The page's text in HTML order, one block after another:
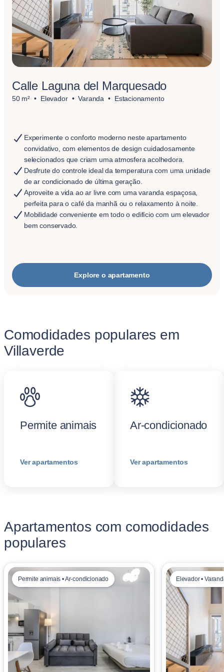
Calle Laguna del Marquesado
50 m² Elevador Varanda Estacionamento
Experimente o conforto moderno neste apartamento
convidativo, com elementos de design cuidadosamente
selecionados que criam uma atmosfera acolhedora.
Desfrute do controle ideal da temperatura com uma unidade
de ar condicionado de última geração.
Aproveite a vida ao ar livre com uma varanda espaçosa,
perfeita para o café da manhã ou o relaxamento à noite.
Mobilidade conveniente em todo o edifício com um elevador
bem conservado.
Explore o apartamento
Comodidades populares em
Villaverde
Permite animais
Ver apartamentos
Ar-condicionado
Ver apartamentos
Apartamentos com comodidades
populares
Permite animais • Ar-condicionado Elevador •